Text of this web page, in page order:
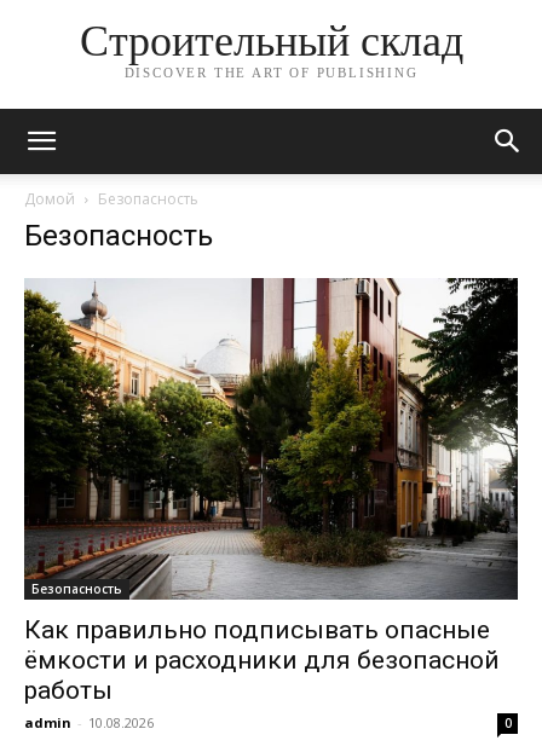
Строительный склад
DISCOVER THE ART OF PUBLISHING
Домой Безопасность
Безопасность
Безопасность
Как правильно подписывать опасные
ёмкости и расходники для безопасной
работы
admin - 10.08.2026 0